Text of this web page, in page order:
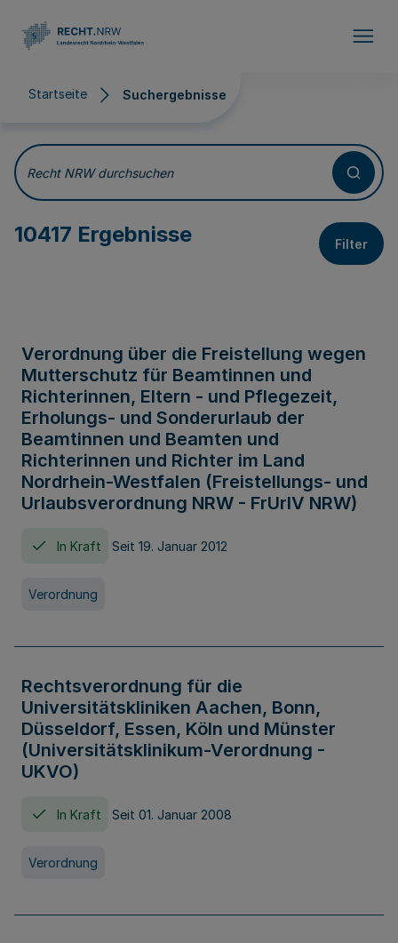
Startseite Suchergebnisse
Suchergebnisse
Recht NRW durchsuchen
10417 Ergebnisse Filter
Verordnung über die Freistellung wegen
Mutterschutz für Beamtinnen und
Richterinnen, Eltern - und Pflegezeit,
Erholungs- und Sonderurlaub der
Beamtinnen und Beamten und
Richterinnen und Richter im Land
Nordrhein-Westfalen (Freistellungs- und
Urlaubsverordnung NRW - FrUrlV NRW)
In Kraft Seit 19. Januar 2012
Verordnung
Rechtsverordnung für die
Universitätskliniken Aachen, Bonn,
Düsseldorf, Essen, Köln und Münster
(Universitätsklinikum-Verordnung -
UKVO)
In Kraft Seit 01. Januar 2008
Verordnung